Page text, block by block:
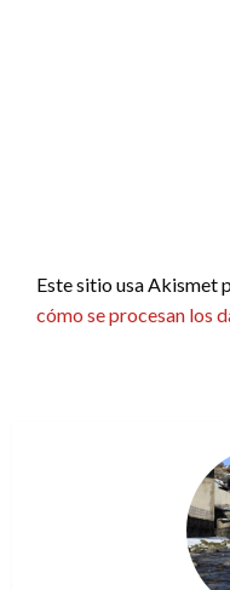
Este sitio usa Akismet
cómo se procesan los